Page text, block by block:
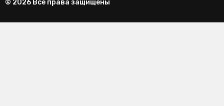
© 2026 Все права защищены